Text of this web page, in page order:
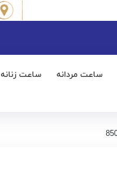
ساعت مردانه ساعت زنانه